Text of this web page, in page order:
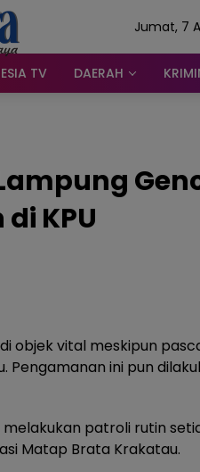
Jumat, 7
TV DAERAH
KPU
objek vital meskipun
Pengamanan ini pun
patroli rutin
Matap Brata Krakatau.